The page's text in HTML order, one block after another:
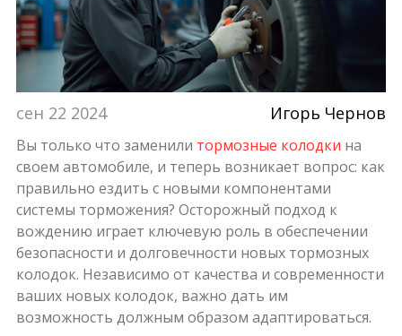
сен 22 2024 Игорь Чернов
Вы только что заменили тормозные колодки на
своем автомобиле, и теперь возникает вопрос: как
правильно ездить с новыми компонентами
системы торможения? Осторожный подход к
вождению играет ключевую роль в обеспечении
безопасности и долговечности новых тормозных
колодок. Независимо от качества и современности
ваших новых колодок, важно дать им
возможность должным образом адаптироваться.